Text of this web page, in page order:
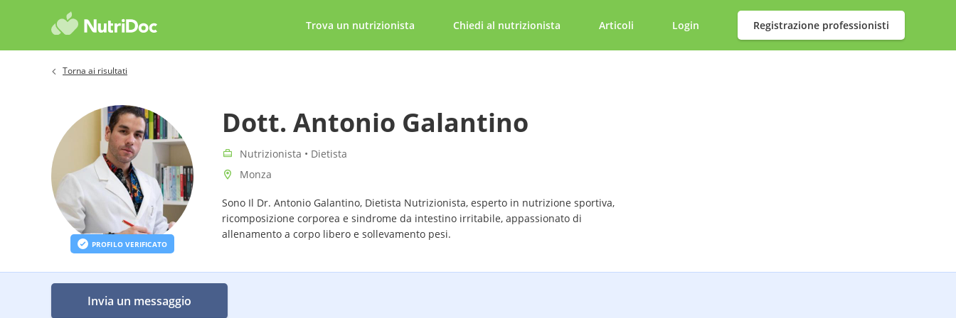
Trova un nutrizionista Chiedi al nutrizionista Articoli Login Registrazione professionisti
Torna ai risultati
PROFILO VERIFICATO
Dott. Antonio Galantino
Nutrizionista • Dietista
Monza
Sono Il Dr. Antonio Galantino, Dietista Nutrizionista, esperto in nutrizione sportiva,
ricomposizione corporea e sindrome da intestino irritabile, appassionato di
allenamento a corpo libero e sollevamento pesi.
Invia un messaggio